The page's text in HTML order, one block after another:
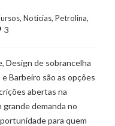
, Notícias, Petrolina
3
Design de sobrancelha
Barbeiro são as opções
abertas na
grande demanda no
para quem